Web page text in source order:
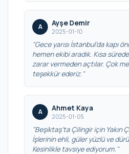
A Ayşe Demir
2025-01-10
"Gece yarısı İstanbul’da kapı
hemen ekibi aradık. Kısa
zarar vermeden açtılar. Çok
teşekkür ederiz."
A Ahmet Kaya
2025-01-05
"Beşiktaş’ta Çilingir için Yakın
İşlerinin ehli, güler yüzlü ve
Kesinlikle tavsiye ediyorum."